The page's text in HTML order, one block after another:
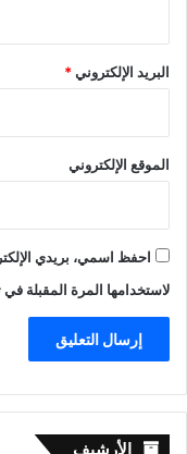
البريد الإلكتروني*
الموقع الإلكتروني
احفظ اسمي، بريدي
لاستخدامها المرة المقبلة في
الأرشيف الأرشيف